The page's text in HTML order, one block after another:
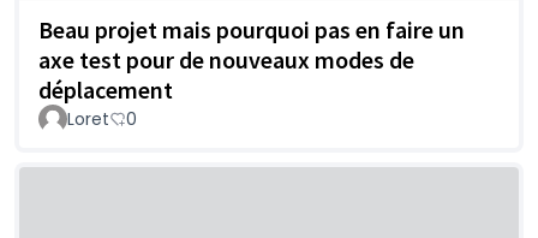
Beau projet mais pourquoi pas en faire un
axe test pour de nouveaux modes de
déplacement
Loret 0